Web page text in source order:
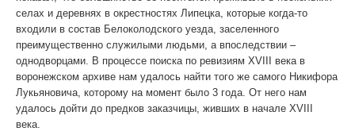
селах и деревнях в окрестностях Липецка, которые когда-то
входили в состав Белоколодского уезда, заселенного
преимущественно служилыми людьми, а впоследствии –
однодворцами. В процессе поиска по ревизиям XVIII века в
воронежском архиве нам удалось найти того же самого Никифора
Лукьяновича, которому на момент было 3 года. От него нам
удалось дойти до предков заказчицы, живших в начале XVIII
века.